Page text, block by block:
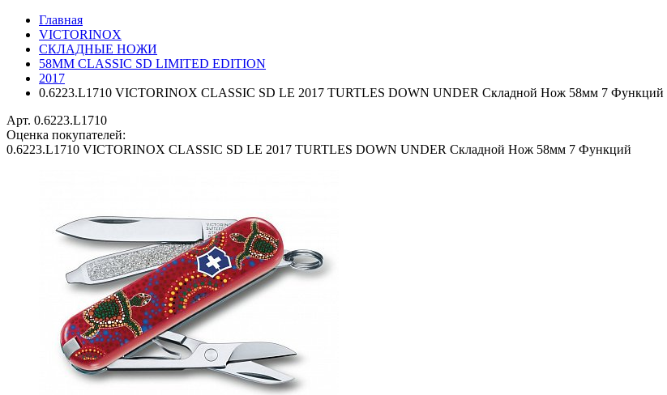
Главная
VICTORINOX
СКЛАДНЫЕ НОЖИ
58ММ CLASSIC SD LIMITED EDITION
2017
0.6223.L1710 VICTORINOX CLASSIC SD LE 2017 TURTLES DOWN UNDER Складной Нож 58мм 7 Функций
Арт. 0.6223.L1710
Оценка покупателей:
0.6223.L1710 VICTORINOX CLASSIC SD LE 2017 TURTLES DOWN UNDER Складной Нож 58мм 7 Функций